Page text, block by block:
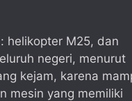
helikopter M25, dan
negeri, menurut
kejam, karena
mesin yang memiliki